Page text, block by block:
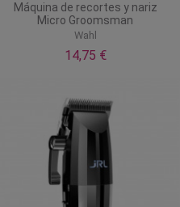
Máquina de recortes y nariz
Micro Groomsman
Wahl
14,75 €